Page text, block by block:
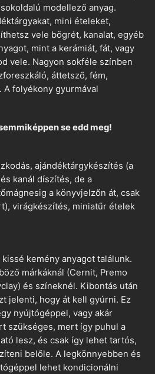
modellező anyag.
mini ételeket,
vele bögrét, kanalat, egyéb
mint a kerámiát, fát, vagy
vele. Nagyon sokféle színben
áttetsző, fém,
folyékony gyurmával
se edd meg!
ajándéktárgykészítés (a
kanál díszítés, de a
a könyvjelzőn át, csak
virágkészítés, miniatűr ételek
kemény anyagot találunk.
márkáknál (Cernit, Premo
és színeknél. Kibontás után
jelenti, hogy át kell gyúrni. Ez
nyújtógéppel, vagy akár
szükséges, mert így puhul a
lesz, és csak így lehet tartós,
belőle. A legkönnyebben és
lehet kondicionálni